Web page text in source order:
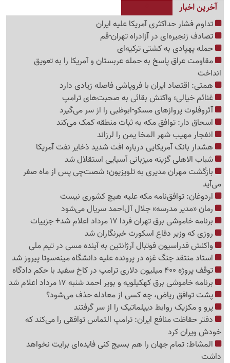
آخرین اخبار
تداوم فشار حداکثری آمریکا علیه ایران
تصادف زنجیره‌ای در آزادراه تهران-قم
حمله پهپادی به کشتی ترکیه‌ای
مقاومت عراق پاسخ به حمله عربستان و آمریکا را به تعویق
انداخت
همتی: اقتصاد ایران با فروپاشی فاصله زیادی دارد
غنائم خیالی؛ واکنش بقائی به صحبت‌های ترامپ
آئروفلوت پروازهای مسکو-ابوظبی را از سر می‌گیرد
اسحاق دار: توافق مکه به ثبات منطقه کمک می‌کند
انفجار مهیب شهر المخا یمن را لرزاند
هشدار بانک آمریکایی درباره افت شدید ذخایر نفت آمریکا
شباب الاهلی گزینه میزبانی آسیایی استقلال شد
بازگشت مهران مدیری به تلویزیون؛ شصت‌چی پس از ماه صفر
می‌آید
اردوغان: توافق‌نامه مکه علیه هیچ کشوری نیست
رمان «مدیر مدرسه» جلال آل‌احمد سریال می‌شود
برنامه خاموشی برق تهران فردا 17 مرداد اعلام شد+ جزییات
روزی که وزیر دفاع اسکورت خبرنگاران شد
واکنش فدراسیون فوتبال آرژانتین به آینده مسی در تیم ملی
استاد منتقد جنگ غزه در پرونده علیه دانشگاه مینه‌سوتا پیروز شد
توقف پروژه 400 میلیون دلاری ترامپ در کاخ سفید با حکم دادگاه
برنامه خاموشی برق کهکیلویه و بویر احمد شنبه 17 مرداد اعلام شد
پشت توافق ریاض، چه کسی از معادله حذف می‌شود؟
پرو و مکزیک روابط دیپلماتیک را از سر گرفتند
دفتر حفاظت منافع ایران: ترامپ التماس توافقی را می‌کند که
خودش ویران کرد
المشاط: تمام جهان را هم بسیج کنی فایده‌ای برایت نخواهد
داشت